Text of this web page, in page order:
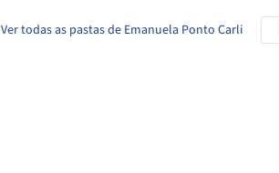
Ver todas as pastas de Emanuela Ponto Carli